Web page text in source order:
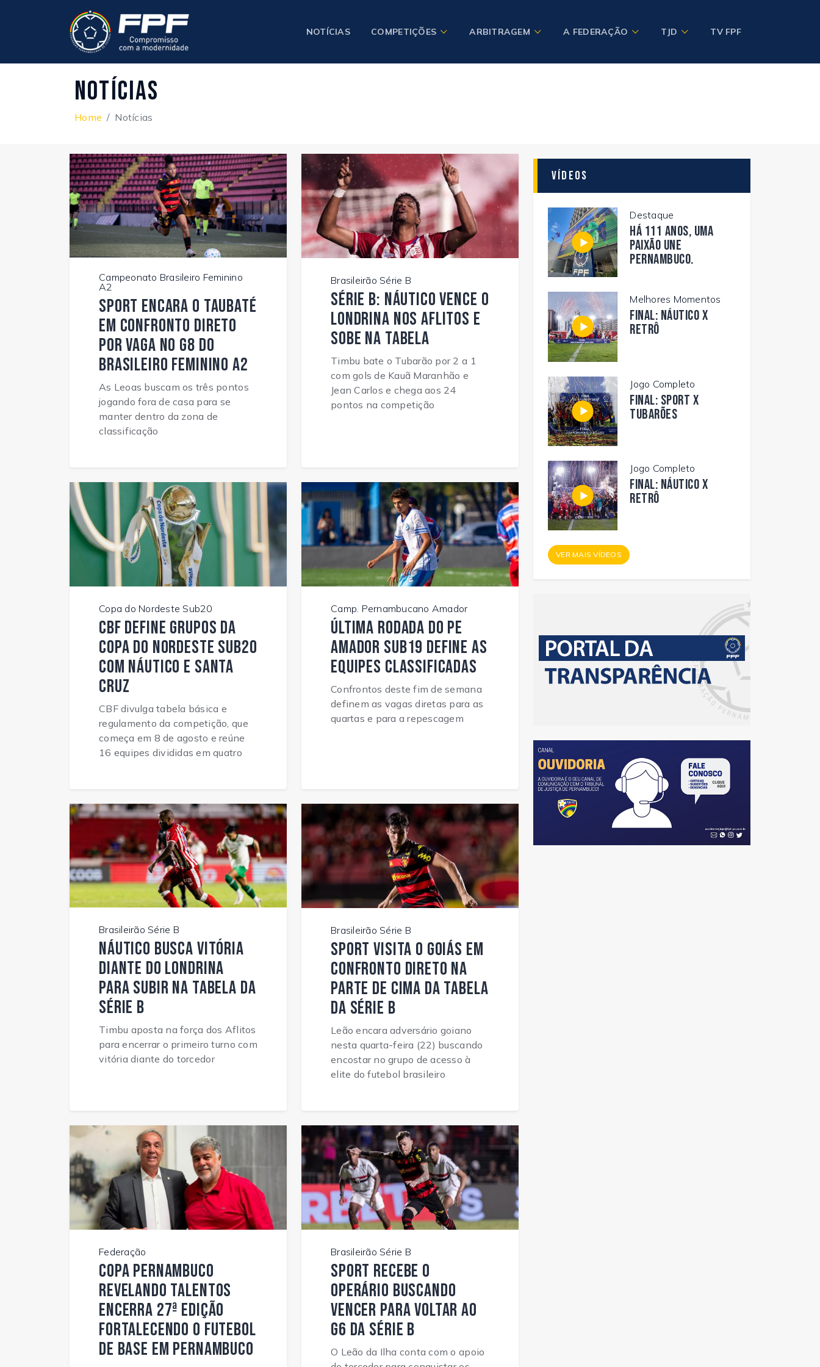
NOTÍCIAS COMPETIÇÕES ARBITRAGEM A FEDERAÇÃO TJD TV FPF
Notícias
Home Notícias
Campeonato Brasileiro Feminino
A2
Sport encara o Taubaté
em confronto direto
por vaga no G8 do
Brasileiro Feminino A2
As Leoas buscam os três pontos
jogando fora de casa para se
manter dentro da zona de
classificação
Brasileirão Série B
Série B: Náutico vence o
Londrina nos Aflitos e
sobe na tabela
Timbu bate o Tubarão por 2 a 1
com gols de Kauã Maranhão e
Jean Carlos e chega aos 24
pontos na competição
Copa do Nordeste Sub20
CBF define grupos da
Copa do Nordeste Sub20
com Náutico e Santa
Cruz
CBF divulga tabela básica e
regulamento da competição, que
começa em 8 de agosto e reúne
16 equipes divididas em quatro
Camp. Pernambucano Amador
Última rodada do PE
Amador Sub19 define as
equipes classificadas
Confrontos deste fim de semana
definem as vagas diretas para as
quartas e para a repescagem
Brasileirão Série B
Náutico busca vitória
diante do Londrina
para subir na tabela da
Série B
Timbu aposta na força dos Aflitos
para encerrar o primeiro turno com
vitória diante do torcedor
Brasileirão Série B
Sport visita o Goiás em
confronto direto na
parte de cima da tabela
da Série B
Leão encara adversário goiano
nesta quarta-feira (22) buscando
encostar no grupo de acesso à
elite do futebol brasileiro
Federação
Copa Pernambuco
Revelando Talentos
encerra 27ª edição
fortalecendo o futebol
de base em Pernambuco
Brasileirão Série B
Sport recebe o
Operário buscando
vencer para voltar ao
G6 da Série B
O Leão da Ilha conta com o apoio
Vídeos
Destaque
Há 111 anos, uma
paixão une
Pernambuco.
Melhores Momentos
FINAL: NÁUTICO X
RETRÔ
Jogo Completo
FINAL: SPORT X
TUBARÕES
Jogo Completo
FINAL: NÁUTICO X
RETRÔ
VER MAIS VÍDEOS